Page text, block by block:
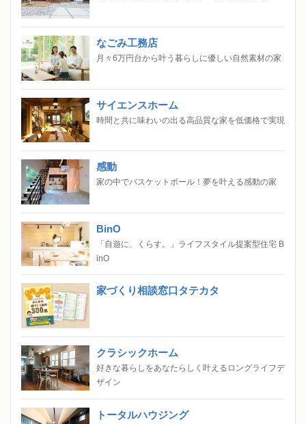
なごみ工務店
月々6万円台から叶う暮らしに優しい自然素材の家
サイエンスホーム
時間と共に味わいの出る高品質な家を低価格で実現
感動
家の中でバスケットボール！夢を叶える感動の家
BinO
「自遊に、くらす。」ライフスタイル提案型住宅 B
inO
家づくり相談窓口タテカタ
クラシックホーム
好きな暮らしをあなたらしく叶えるロングライフデ
ザイン
トータルハウジング